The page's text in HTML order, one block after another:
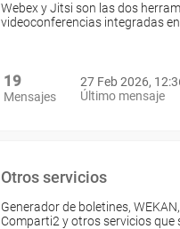
Webex y Jitsi son las dos
videoconferencias integradas en…
19
Mensajes
27 Feb 2026,
Último mensaje
Otros servicios
Generador de boletines, WEKAN,
Comparti2 y otros servicios que